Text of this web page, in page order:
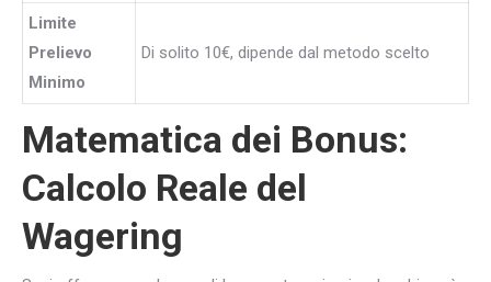
Limite
Prelievo
Minimo
Di solito 10€, dipende dal metodo scelto
Matematica dei Bonus:
Calcolo Reale del
Wagering